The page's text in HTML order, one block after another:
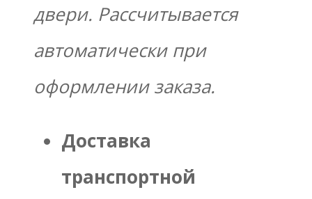
двери. Рассчитывается
автоматически при
оформлении заказа.
Доставка
транспортной